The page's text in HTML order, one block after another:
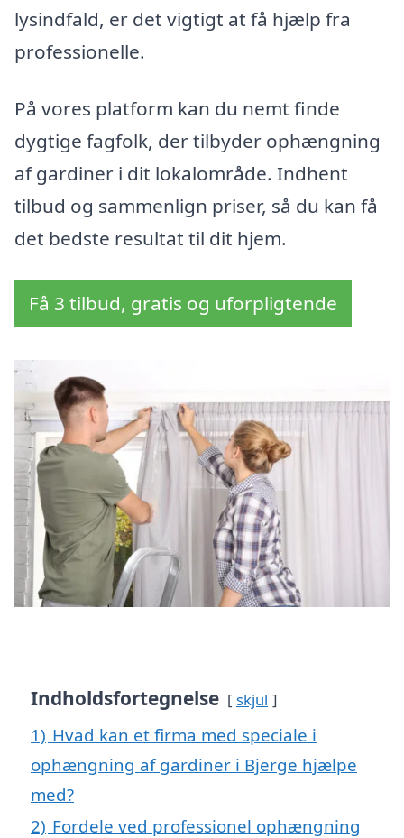
lysindfald, er det vigtigt at få hjælp fra
professionelle.
På vores platform kan du nemt finde
dygtige fagfolk, der tilbyder ophængning
af gardiner i dit lokalområde. Indhent
tilbud og sammenlign priser, så du kan få
det bedste resultat til dit hjem.
Få 3 tilbud, gratis og uforpligtende
Indholdsfortegnelse skjul
1) Hvad kan et firma med speciale i
ophængning af gardiner i Bjerge hjælpe
med?
2) Fordele ved professionel ophængning